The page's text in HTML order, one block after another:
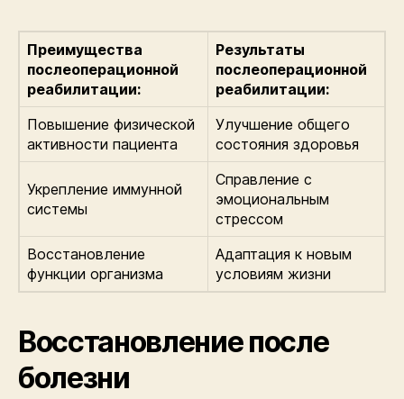
Преимущества
послеоперационной
реабилитации:
Результаты
послеоперационной
реабилитации:
Повышение физической
активности пациента
Улучшение общего
состояния здоровья
Укрепление иммунной
системы
Справление с
эмоциональным
стрессом
Восстановление
функции организма
Адаптация к новым
условиям жизни
Восстановление после
болезни